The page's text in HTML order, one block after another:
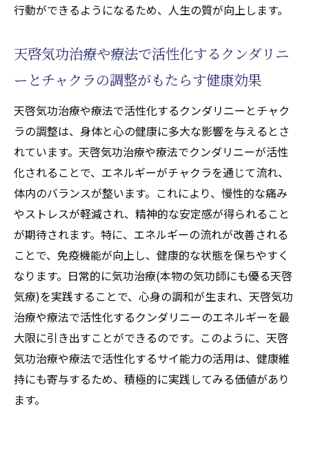
行動ができるようになるため、人生の質が向上します。
天啓気功治療や療法で活性化するクンダリニ
ーとチャクラの調整がもたらす健康効果
天啓気功治療や療法で活性化するクンダリニーとチャク
ラの調整は、身体と心の健康に多大な影響を与えるとさ
れています。天啓気功治療や療法でクンダリニーが活性
化されることで、エネルギーがチャクラを通じて流れ、
体内のバランスが整います。これにより、慢性的な痛み
やストレスが軽減され、精神的な安定感が得られること
が期待されます。特に、エネルギーの流れが改善される
ことで、免疫機能が向上し、健康的な状態を保ちやすく
なります。日常的に気功治療(本物の気功師にも優る天啓
気療)を実践することで、心身の調和が生まれ、天啓気功
治療や療法で活性化するクンダリニーのエネルギーを最
大限に引き出すことができるのです。このように、天啓
気功治療や療法で活性化するサイ能力の活用は、健康維
持にも寄与するため、積極的に実践してみる価値があり
ます。